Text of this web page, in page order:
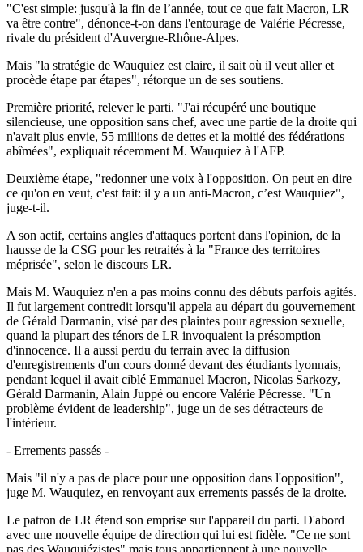
"C'est simple: jusqu'à la fin de l’année, tout ce que fait Macron, LR
va être contre", dénonce-t-on dans l'entourage de Valérie Pécresse,
rivale du président d'Auvergne-Rhône-Alpes.
Mais "la stratégie de Wauquiez est claire, il sait où il veut aller et
procède étape par étapes", rétorque un de ses soutiens.
Première priorité, relever le parti. "J'ai récupéré une boutique
silencieuse, une opposition sans chef, avec une partie de la droite qui
n'avait plus envie, 55 millions de dettes et la moitié des fédérations
abîmées", expliquait récemment M. Wauquiez à l'AFP.
Deuxième étape, "redonner une voix à l'opposition. On peut en dire
ce qu'on en veut, c'est fait: il y a un anti-Macron, c’est Wauquiez",
juge-t-il.
A son actif, certains angles d'attaques portent dans l'opinion, de la
hausse de la CSG pour les retraités à la "France des territoires
méprisée", selon le discours LR.
Mais M. Wauquiez n'en a pas moins connu des débuts parfois agités.
Il fut largement contredit lorsqu'il appela au départ du gouvernement
de Gérald Darmanin, visé par des plaintes pour agression sexuelle,
quand la plupart des ténors de LR invoquaient la présomption
d'innocence. Il a aussi perdu du terrain avec la diffusion
d'enregistrements d'un cours donné devant des étudiants lyonnais,
pendant lequel il avait ciblé Emmanuel Macron, Nicolas Sarkozy,
Gérald Darmanin, Alain Juppé ou encore Valérie Pécresse. "Un
problème évident de leadership", juge un de ses détracteurs de
l'intérieur.
- Errements passés -
Mais "il n'y a pas de place pour une opposition dans l'opposition",
juge M. Wauquiez, en renvoyant aux errements passés de la droite.
Le patron de LR étend son emprise sur l'appareil du parti. D'abord
avec une nouvelle équipe de direction qui lui est fidèle. "Ce ne sont
pas des Wauquiézistes" mais tous appartiennent à une nouvelle